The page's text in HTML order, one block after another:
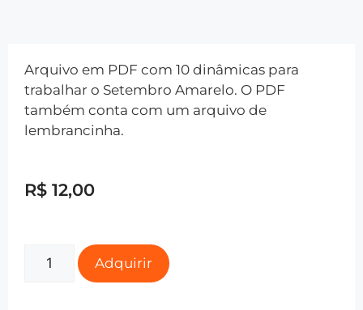
Arquivo em PDF com 10 dinâmicas para
trabalhar o Setembro Amarelo. O PDF
também conta com um arquivo de
lembrancinha.
R$ 12,00
Adquirir